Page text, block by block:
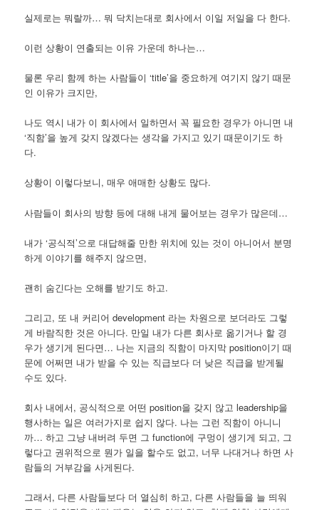
실제로는 뭐랄까… 뭐 닥치는대로 회사에서 이일 저일을 다 한다.
이런 상황이 연출되는 이유 가운데 하나는…
물론 우리 함께 하는 사람들이 ‘title’을 중요하게 여기지 않기 때문
인 이유가 크지만,
나도 역시 내가 이 회사에서 일하면서 꼭 필요한 경우가 아니면 내
‘직함’을 높게 갖지 않겠다는 생각을 가지고 있기 때문이기도 하
다.
상황이 이렇다보니, 매우 애매한 상황도 많다.
사람들이 회사의 방향 등에 대해 내게 물어보는 경우가 많은데…
내가 ‘공식적’으로 대답해줄 만한 위치에 있는 것이 아니어서 분명
하게 이야기를 해주지 않으면,
괜히 숨긴다는 오해를 받기도 하고.
그리고, 또 내 커리어 development 라는 차원으로 보더라도 그렇
게 바람직한 것은 아니다. 만일 내가 다른 회사로 옮기거나 할 경
우가 생기게 된다면… 나는 지금의 직함이 마지막 position이기 때
문에 어쩌면 내가 받을 수 있는 직급보다 더 낮은 직급을 받게될
수도 있다.
회사 내에서, 공식적으로 어떤 position을 갖지 않고 leadership을
행사하는 일은 여러가지로 쉽지 않다. 나는 그런 직함이 아니니
까… 하고 그냥 내버려 두면 그 function에 구멍이 생기게 되고, 그
렇다고 권위적으로 뭔가 일을 할수도 없고, 너무 나대거나 하면 사
람들의 거부감을 사게된다.
그래서, 다른 사람들보다 더 열심히 하고, 다른 사람들을 늘 띄워